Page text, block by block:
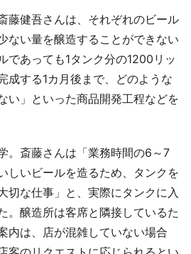
藤健吾さんは、それぞれのビール
ない量を醸造することができない
であっても1タンク分の1200リッ
成する1カ月後まで、どのような
い」といった商品開発工程などを
。斎藤さんは「業務時間の6～7
しいビールを造るため、タンクを
切な仕事」と、実際にタンクに入
。醸造所は客席と隣接しているた
内は、店が混雑していない場合